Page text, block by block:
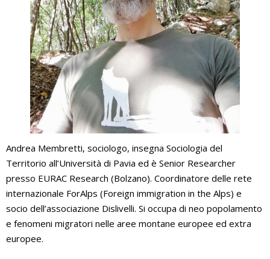
Andrea Membretti, sociologo, insegna Sociologia del
Territorio all’Università di Pavia ed è Senior Researcher
presso EURAC Research (Bolzano). Coordinatore delle rete
internazionale ForAlps (Foreign immigration in the Alps) e
socio dell’associazione Dislivelli. Si occupa di neo popolamento
e fenomeni migratori nelle aree montane europee ed extra
europee.